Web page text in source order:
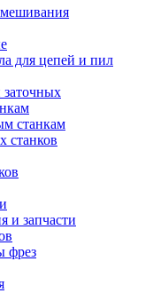
для цепей и пил
станкам
станков
и запчасти
фрез